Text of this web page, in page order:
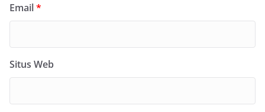
Email*
Situs Web